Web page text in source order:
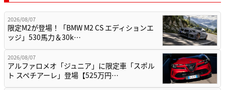
2026/08/07
限定M2が登場！「BMW M2 CS エディションエ
ッジ」530馬力＆30k…
2026/08/07
アルファロメオ「ジュニア」に限定車「スポル
ト スペチアーレ」登場【525万円…